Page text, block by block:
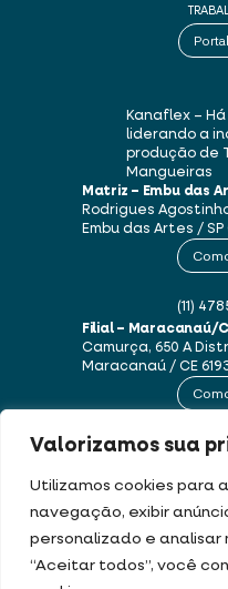
Valorizamos sua
Utilizamos cookies para
navegação, exibir
personalizado e analisar
“Aceitar todos”, você
Kanaflex –
liderando a
produção de
Mangueiras
Matriz – Embu das
Rodrigues
Embu das Artes / SP
(11)
Filial – Maracanaú/
Camurça, 650 A
Maracanaú / CE
(85)
Este site usa cookies e dados